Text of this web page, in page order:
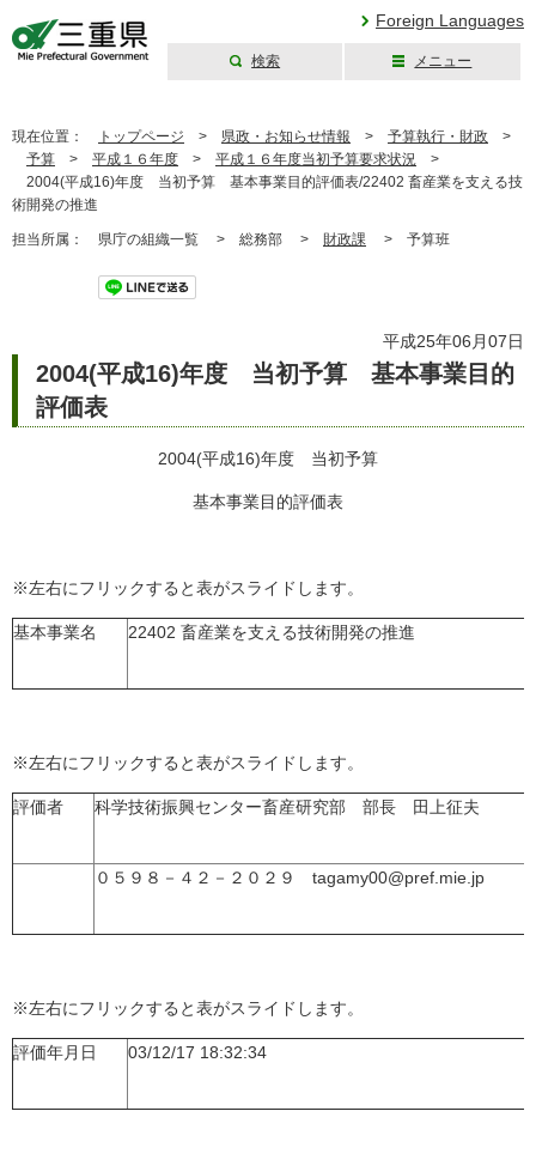
Foreign Languages
検索 メニュー
現在位置： トップページ > 県政・お知らせ情報 > 予算執行・財政 >
予算 > 平成１６年度 > 平成１６年度当初予算要求状況 >
2004(平成16)年度 当初予算 基本事業目的評価表/22402 畜産業を支える技
術開発の推進
担当所属： 県庁の組織一覧 > 総務部 > 財政課 > 予算班
平成25年06月07日
2004(平成16)年度 当初予算 基本事業目的
評価表
2004(平成16)年度 当初予算
基本事業目的評価表
※左右にフリックすると表がスライドします。
基本事業名 22402 畜産業を支える技術開発の推進
※左右にフリックすると表がスライドします。
評価者 科学技術振興センター畜産研究部 部長 田上征夫
０５９８－４２－２０２９ tagamy00@pref.mie.jp
※左右にフリックすると表がスライドします。
評価年月日 03/12/17 18:32:34